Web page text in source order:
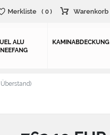
Merkliste ( 0 ) Warenkorb
ALU
KAMINABDECKUNG